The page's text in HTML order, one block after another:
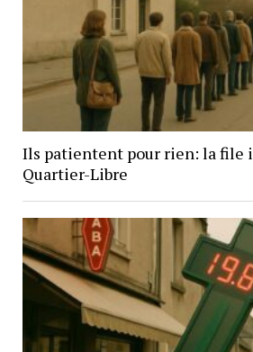
Ils patientent pour rien: la file
Quartier-Libre